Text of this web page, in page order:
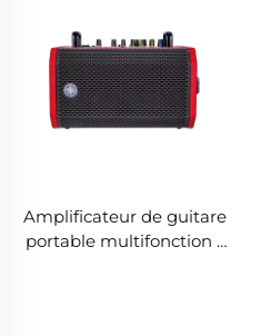
Amplificateur de guitare
portable multifonction -